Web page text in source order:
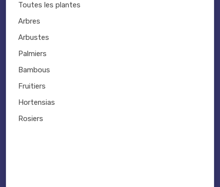
Toutes les plantes
Arbres
Arbustes
Palmiers
Bambous
Fruitiers
Hortensias
Rosiers